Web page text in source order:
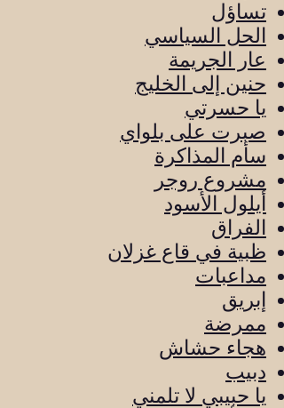
تساؤل
الحل السياسي
عار الجريمة
حنين إلى الخليج
يا حسرتي
صبرت على بلواي
سأم المذاكرة
مشروع روجر
أيلول الأسود
الفراق
ظبية في قاع غزلان
مداعبات
إبريق
ممرضة
هجاء حشاش
دبيب
يا حبيبي لا تلمني